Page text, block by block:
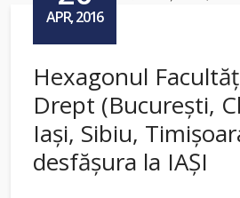
APR, 2016
Hexagonul
Drept (Bucureşti,
Iaşi, Sibiu,
desfăşura la IAŞI